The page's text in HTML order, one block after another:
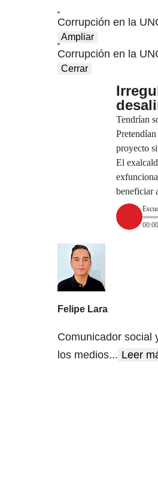
Corrupción en la
Ampliar
Corrupción en la
Cerrar
Tendrían
proyecto
El
beneficiar
Felipe Lara
Comunicador social
los medios... Leer